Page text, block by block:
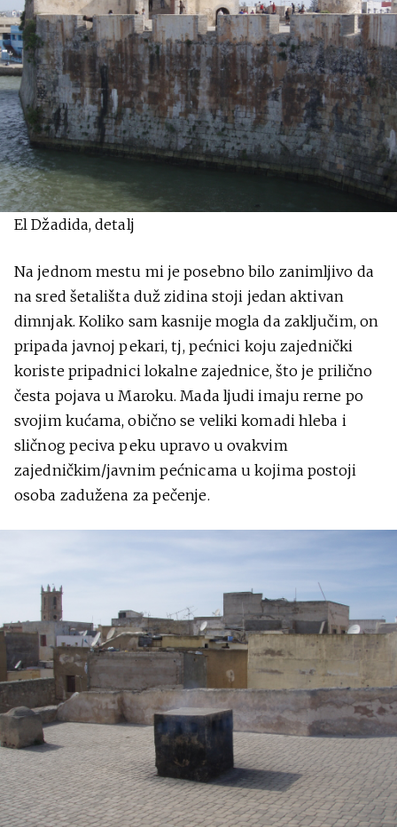
El Džadida, detalj
Na jednom mestu mi je posebno bilo zanimljivo da
na sred šetališta duž zidina stoji jedan aktivan
dimnjak. Koliko sam kasnije mogla da zaključim, on
pripada javnoj pekari, tj, pećnici koju zajednički
koriste pripadnici lokalne zajednice, što je prilično
česta pojava u Maroku. Mada ljudi imaju rerne po
svojim kućama, obično se veliki komadi hleba i
sličnog peciva peku upravo u ovakvim
zajedničkim/javnim pećnicama u kojima postoji
osoba zadužena za pečenje.